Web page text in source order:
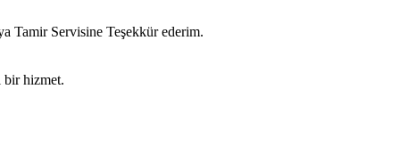
Tamir Servisine Teşekkür ederim.
bir hizmet.